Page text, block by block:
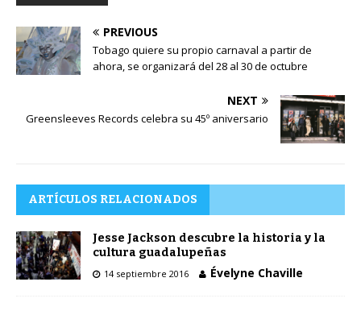
PREVIOUS
Tobago quiere su propio carnaval a partir de
ahora, se organizará del 28 al 30 de octubre
NEXT
Greensleeves Records celebra su 45º aniversario
ARTÍCULOS RELACIONADOS
Jesse Jackson descubre la historia y la
cultura guadalupeñas
14 septiembre 2016 Évelyne Chaville